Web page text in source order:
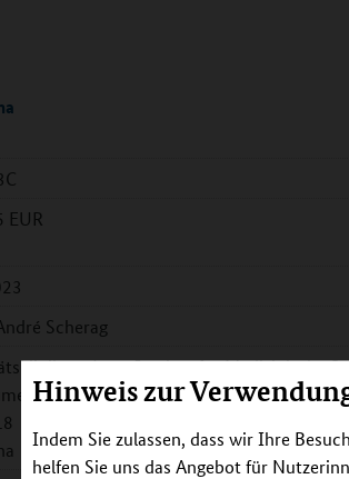
Hinweis zur
Indem Sie zulassen, dass wir Ihre
helfen Sie uns das Angebot für
EUR
Scherag
Jena, Institut für Medizinische